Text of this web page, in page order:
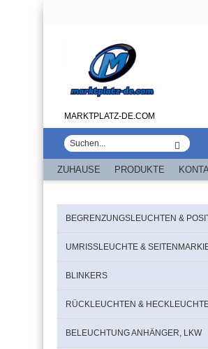
MARKTPLATZ-DE.COM
ZUHAUSE PRODUKTE
BEGRENZUNGSLEUCHTEN &
UMRISSLEUCHTE &
BLINKERS
RÜCKLEUCHTEN &
BELEUCHTUNG ANHÄNGER, LKW